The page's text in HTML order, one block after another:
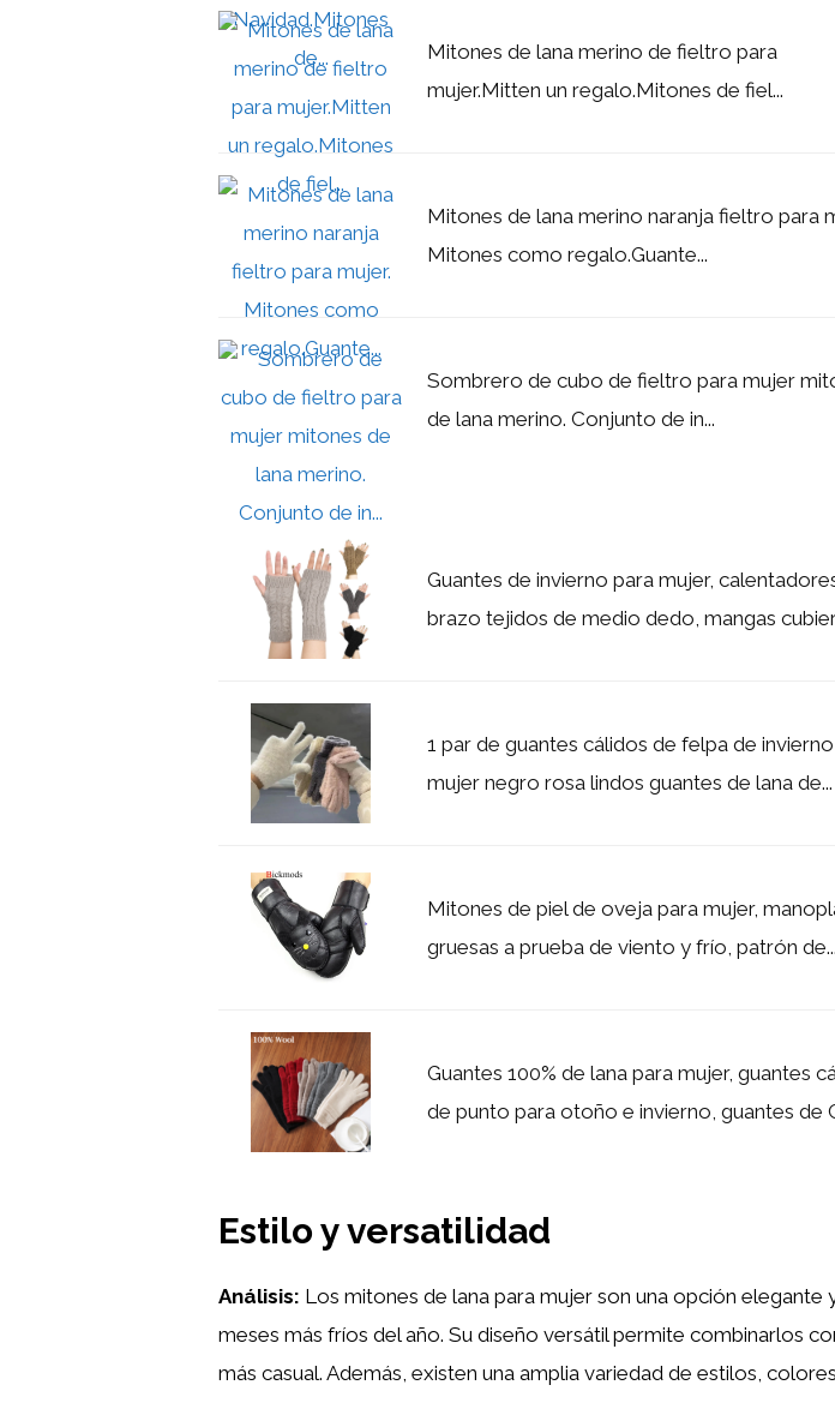
Mitones de lana merino de fieltro para
mujer.Mitten un regalo.Mitones de fiel...
Mitones de lana merino naranja fieltro para
Mitones como regalo.Guante...
Sombrero de cubo de fieltro para mujer
de lana merino. Conjunto de in...
Guantes de invierno para mujer,
brazo tejidos de medio dedo, mangas
1 par de guantes cálidos de felpa de
mujer negro rosa lindos guantes de lana de...
Mitones de piel de oveja para mujer,
gruesas a prueba de viento y frío, patrón de...
Guantes 100% de lana para mujer, guantes
de punto para otoño e invierno, guantes de
Estilo y versatilidad
Análisis: Los mitones de lana para mujer son una opción
meses más fríos del año. Su diseño versátil permite combinarlos
más casual. Además, existen una amplia variedad de estilos,